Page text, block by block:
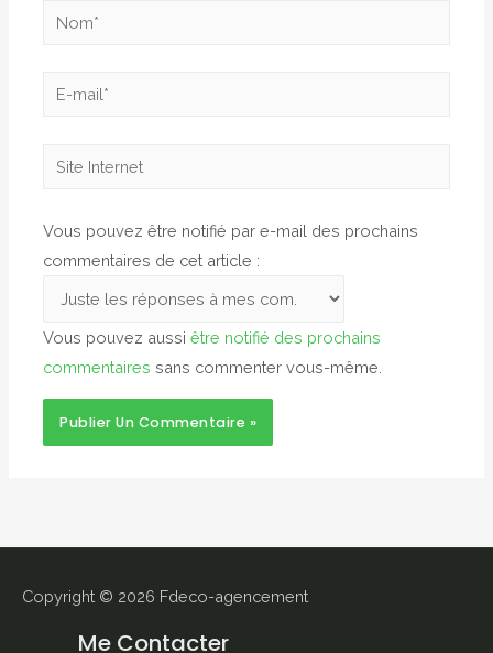
Nom*
E-
Site
Vous pouvez être notifié par e-mail des prochains
commentaires de cet article :
Vous pouvez aussiêtre notifié des prochains
commentaires sans commenter vous-même.
Copyright © 2026 Fdeco-agencement
Me Contacter